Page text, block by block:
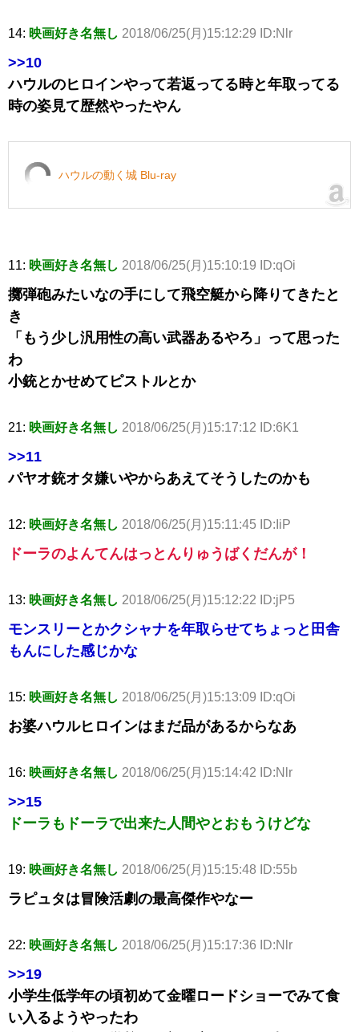
14: 映画好き名無し 2018/06/25(月)15:12:29 ID:Nlr
>>10
ハウルのヒロインやって若返ってる時と年取ってる
時の姿見て歴然やったやん
ハウルの動く城 Blu-ray
11: 映画好き名無し 2018/06/25(月)15:10:19 ID:qOi
擲弾砲みたいなの手にして飛空艇から降りてきたと
き
「もう少し汎用性の高い武器あるやろ」って思った
わ
小銃とかせめてピストルとか
21: 映画好き名無し 2018/06/25(月)15:17:12 ID:6K1
>>11
パヤオ銃オタ嫌いやからあえてそうしたのかも
12: 映画好き名無し 2018/06/25(月)15:11:45 ID:IiP
ドーラのよんてんはっとんりゅうばくだんが！
13: 映画好き名無し 2018/06/25(月)15:12:22 ID:jP5
モンスリーとかクシャナを年取らせてちょっと田舎
もんにした感じかな
15: 映画好き名無し 2018/06/25(月)15:13:09 ID:qOi
お婆ハウルヒロインはまだ品があるからなあ
16: 映画好き名無し 2018/06/25(月)15:14:42 ID:Nlr
>>15
ドーラもドーラで出来た人間やとおもうけどな
19: 映画好き名無し 2018/06/25(月)15:15:48 ID:55b
ラピュタは冒険活劇の最高傑作やなー
22: 映画好き名無し 2018/06/25(月)15:17:36 ID:Nlr
>>19
小学生低学年の頃初めて金曜ロードショーでみて食
い入るようやったわ